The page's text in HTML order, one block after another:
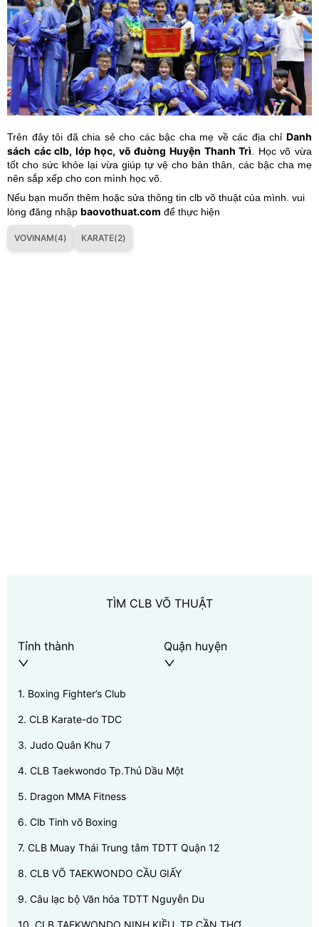
Trên đây tôi đã chia sẻ cho các bậc cha mẹ về các địa chỉ Danh
sách các clb, lớp học, võ đuờng Huyện Thanh Trì . Học võ vừa
tốt cho sức khỏe lại vừa giúp tự vệ cho bản thân, các bậc cha mẹ
nên sắp xếp cho con mình học võ.
Nếu bạn muốn thêm hoặc sửa thông tin clb võ thuật của mình. vui
lòng đăng nhập baovothuat.com để thực hiện
VOVINAM(4) KARATE(2)
TÌM CLB VÕ THUẬT
Tỉnh thành Quận huyện
1. Boxing Fighter’s Club
2. CLB Karate-do TDC
3. Judo Quân Khu 7
4. CLB Taekwondo Tp.Thủ Dầu Một
5. Dragon MMA Fitness
6. Clb Tinh võ Boxing
7. CLB Muay Thái Trung tâm TDTT Quận 12
8. CLB VÕ TAEKWONDO CẦU GIẤY
9. Câu lạc bộ Văn hóa TDTT Nguyễn Du
10 CLB TAEKWONDO NINH KIỀU, TP.CẦN THƠ